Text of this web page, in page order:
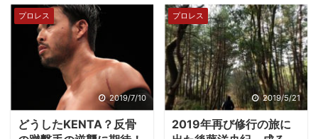
ーとして言葉を発してい
かなければダメだと言い
続けてきた内藤とバレッ
トクラブ入りして、バッ
クステージのコメントが
さえわたるKENTAの史上
初の二冠戦である。 お互
いに一歩も譲らないのだ
時にコスプレについてフ
ァン同士がTwitter上で小
競り合い（事態は収束し
ました。）を起こしてい
ました。それについて新
日本プロレスのメイ社長
がオフィシャルサイトに
てコメントを発表しまし
プロレス
2019/7/10
どうしたKENTA？反骨
プロレス
2019/5/21
2019年再び修行の旅に